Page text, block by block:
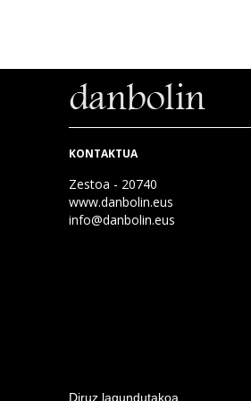
KONTAKTUA
Zestoa - 20740
www.danbolin.eus
info@danbolin.eus
Diruz lagundutakoa